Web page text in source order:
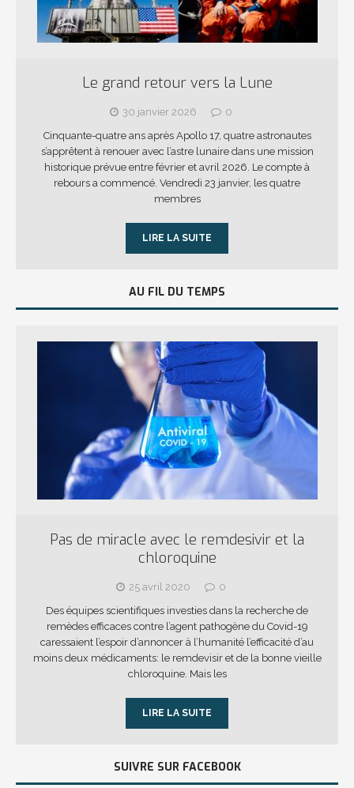
Le grand retour vers la Lune
30 janvier 2026
0
Cinquante-quatre ans après Apollo 17, quatre astronautes
s’apprêtent à renouer avec l’astre lunaire dans une mission
historique prévue entre février et avril 2026. Le compte à
rebours a commencé. Vendredi 23 janvier, les quatre
membres
LIRE LA SUITE
AU FIL DU TEMPS
Pas de miracle avec le remdesivir et la
chloroquine
25 avril 2020
0
Des équipes scientifiques investies dans la recherche de
remèdes efficaces contre l’agent pathogène du Covid-19
caressaient l’espoir d’annoncer à l’humanité l’efficacité d’au
moins deux médicaments: le remdevisir et de la bonne vieille
chloroquine. Mais les
LIRE LA SUITE
SUIVRE SUR FACEBOOK